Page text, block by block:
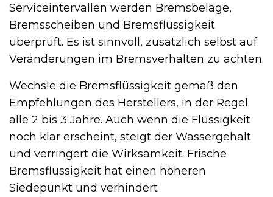
Serviceintervallen werden Bremsbeläge,
Bremsscheiben und Bremsflüssigkeit
überprüft. Es ist sinnvoll, zusätzlich selbst auf
Veränderungen im Bremsverhalten zu achten.
Wechsle die Bremsflüssigkeit gemäß den
Empfehlungen des Herstellers, in der Regel
alle 2 bis 3 Jahre. Auch wenn die Flüssigkeit
noch klar erscheint, steigt der Wassergehalt
und verringert die Wirksamkeit. Frische
Bremsflüssigkeit hat einen höheren
Siedepunkt und verhindert